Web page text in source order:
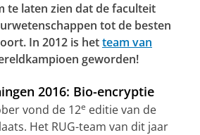
te laten zien dat de faculteit
tot de besten
In 2012 is hetteam van
geworden!
2016: Bio-encryptie
vond de 12e editie van de
Het RUG-team van dit jaar